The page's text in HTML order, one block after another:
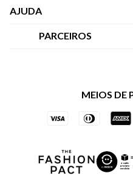
Quem Somos
AJUDA
Central de Atendimento
Trocas e Devoluções
PARCEIROS
Vai de Visa
Azul Fidelidade
MEIOS DE